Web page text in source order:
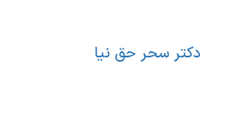
دکتر سحر حق نیا